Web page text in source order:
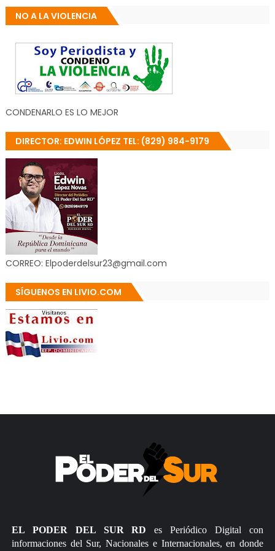
NO A LA VIOLENCIA
CONDENARLO ES LO MEJOR
DIRECTOR: EDWIN LÓPEZ TEL: (829) 984-9179
CORREO: Elpoderdelsur23@gmail.com
SÍGUENOS EN LIVIO.COM
EL PODER DEL SUR RD es Periódico Digital con
informaciones del Sur, Nacionales e Internacionales, en donde